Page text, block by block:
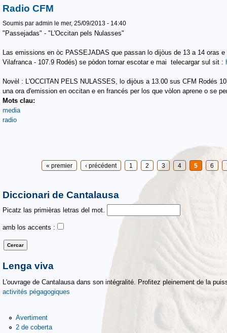
Radio CFM
Soumis par admin le mer, 25/09/2013 - 14:40
"Passejadas" - "L'Occitan pels Nulasses"
Las emissions en òc PASSEJADAS que passan lo dijòus de 13 a 14 oras
Vilafranca - 107.9 Rodés) se pòdon tornar escotar e mai telecargar sul sit :
Novèl : L'OCCITAN PELS NULASSES, lo dijòus a 13.00 sus CFM Rodés
una ora d'emission en occitan e en francés per los que vòlon aprene o se
Mots clau:
media
radio
« premier ‹ précédent 1 2 3 4 5 6
Diccionari de Cantalausa
Picatz las primièras letras del mot.
amb los accents :
Lenga viva
L'ouvrage de Cantalausa dans son intégralité. Profitez pleinement de la
activités pégagogiques
Avertiment
2 de coberta